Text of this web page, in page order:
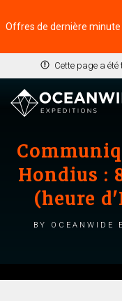
Cette page a
Hondius :
(heure
by Oceanwide